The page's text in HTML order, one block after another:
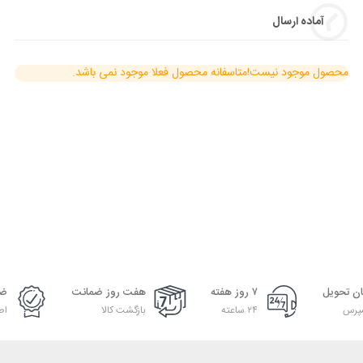
آماده ارسال
محصول موجود نیست!متاسفانه محصول فعلا موجود نمی باشد.
تحویل ۷ روز هفته
۲۴ ساعته
هفت روز ضمانت
بازگشت کالا